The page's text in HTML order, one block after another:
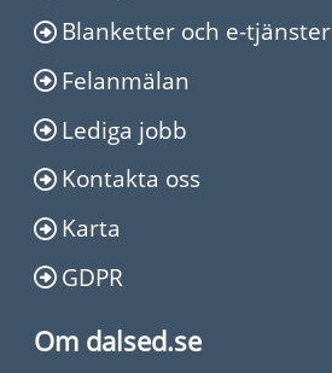
Blanketter och e-tjänster
Felanmälan
Lediga jobb
Kontakta oss
Karta
GDPR
Om dalsed.se